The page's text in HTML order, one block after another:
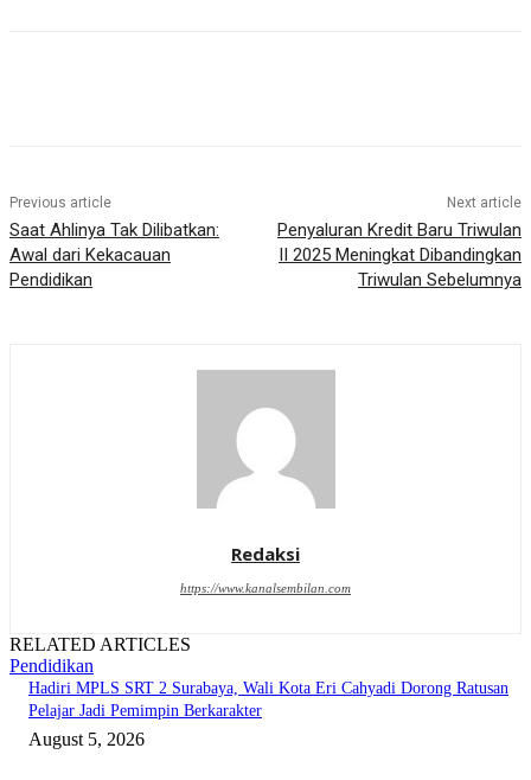
Previous article
Saat Ahlinya Tak Dilibatkan:
Awal dari Kekacauan
Pendidikan
Next article
Penyaluran Kredit Baru Triwulan
II 2025 Meningkat Dibandingkan
Triwulan Sebelumnya
Redaksi
https://www.kanalsembilan.com
RELATED ARTICLES
Pendidikan
Hadiri MPLS SRT 2 Surabaya, Wali Kota Eri Cahyadi Dorong Ratusan
Pelajar Jadi Pemimpin Berkarakter
August 5, 2026